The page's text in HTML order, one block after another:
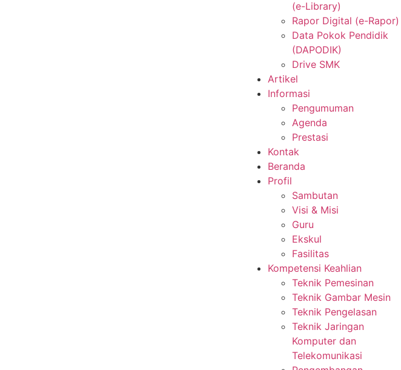
(e-Library)
Rapor Digital (e-Rapor)
Data Pokok Pendidik
(DAPODIK)
Drive SMK
Artikel
Informasi
Pengumuman
Agenda
Prestasi
Kontak
Beranda
Profil
Sambutan
Visi & Misi
Guru
Ekskul
Fasilitas
Kompetensi Keahlian
Teknik Pemesinan
Teknik Gambar Mesin
Teknik Pengelasan
Teknik Jaringan
Komputer dan
Telekomunikasi